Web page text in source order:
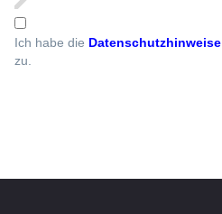
Ich habe die Datenschutzhinweise
zu.